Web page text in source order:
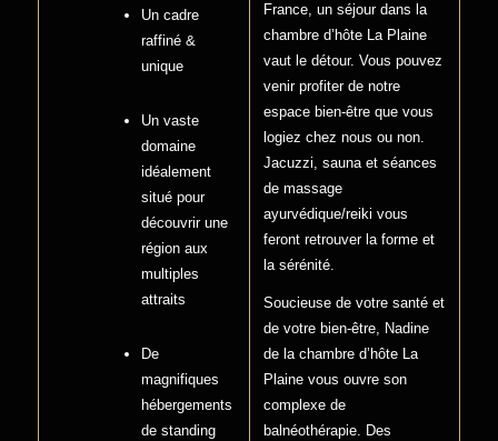
Un cadre
raffiné &
unique
Un vaste
domaine
idéalement
situé pour
découvrir une
région aux
multiples
attraits
De
magnifiques
hébergements
de standing
France, un séjour dans la
chambre d’hôte La Plaine
vaut le détour. Vous pouvez
venir profiter de notre
espace bien-être que vous
logiez chez nous ou non.
Jacuzzi, sauna et séances
de massage
ayurvédique/reiki vous
feront retrouver la forme et
la sérénité.
Soucieuse de votre santé et
de votre bien-être, Nadine
de la chambre d’hôte La
Plaine vous ouvre son
complexe de
balnéothérapie. Des